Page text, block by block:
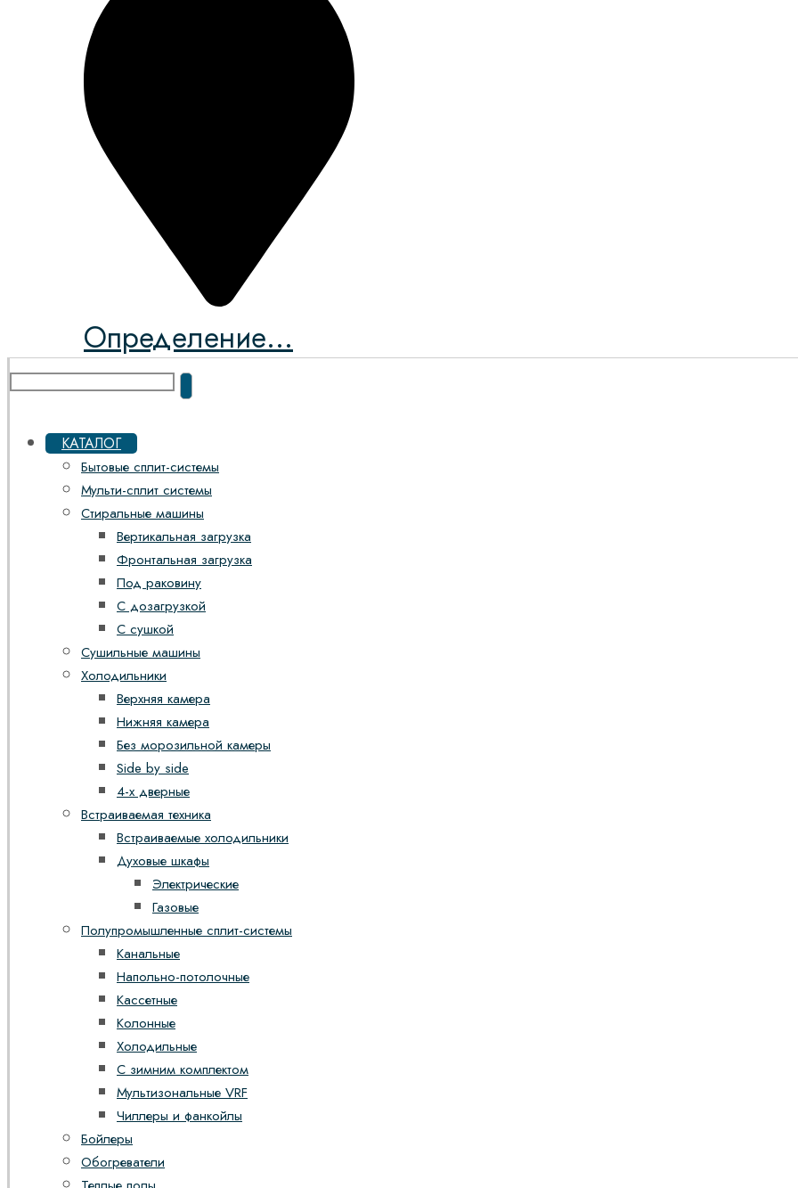
Определение...
КАТАЛОГ
Бытовые сплит-системы
Мульти-сплит системы
Стиральные машины
Вертикальная загрузка
Фронтальная загрузка
Под раковину
С дозагрузкой
С сушкой
Сушильные машины
Холодильники
Верхняя камера
Нижняя камера
Без морозильной камеры
Side by side
4-х дверные
Встраиваемая техника
Встраиваемые холодильники
Духовые шкафы
Электрические
Газовые
Полупромышленные сплит-системы
Канальные
Напольно-потолочные
Кассетные
Колонные
Холодильные
С зимним комплектом
Мультизональные VRF
Чиллеры и фанкойлы
Бойлеры
Обогреватели